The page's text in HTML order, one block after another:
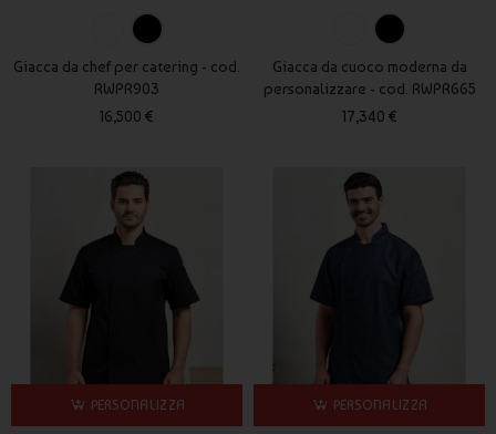
Giacca da chef per catering - cod.
RWPR903
16,500 €
Giacca da cuoco moderna da
personalizzare - cod. RWPR665
17,340 €
PERSONALIZZA PERSONALIZZA